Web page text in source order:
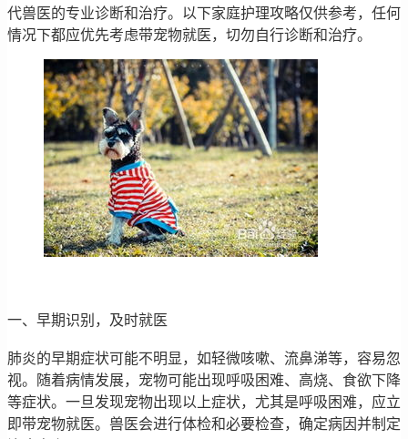
代兽医的专业诊断和治疗。以下家庭护理攻略仅供参考，任何
情况下都应优先考虑带宠物就医，切勿自行诊断和治疗。
一、早期识别，及时就医
肺炎的早期症状可能不明显，如轻微咳嗽、流鼻涕等，容易忽
视。随着病情发展，宠物可能出现呼吸困难、高烧、食欲下降
等症状。一旦发现宠物出现以上症状，尤其是呼吸困难，应立
即带宠物就医。兽医会进行体检和必要检查，确定病因并制定